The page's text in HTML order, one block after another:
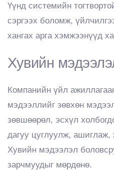
Үүнд системийн
сэргээх боломж,
хангах арга хэмжээнүүд
Хувийн
Компанийн үйл
мэдээллийг зөвхөн
зөвшөөрөл, эсхүл
дагуу цуглуулж, ашиглаж,
Хувийн мэдээлэл
зарчмуудыг мөрдөнө.